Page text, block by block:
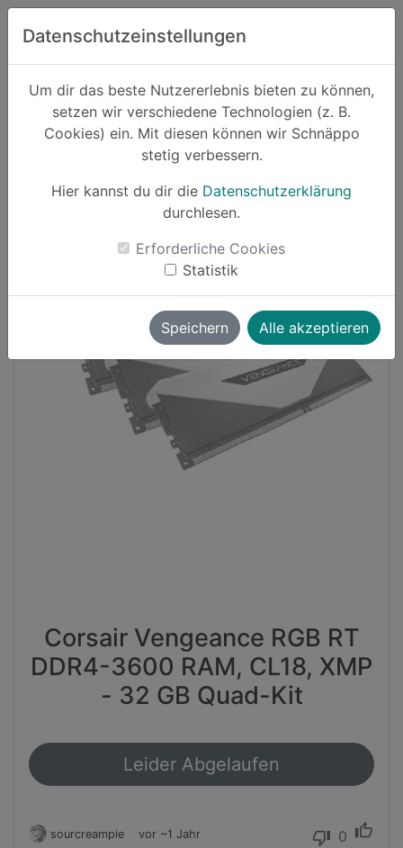
Zum Hauptinhalt springen
Datenschutzeinstellungen
Um dir das beste Nutzererlebnis bieten zu können,
setzen wir verschiedene Technologien (z. B.
Cookies) ein. Mit diesen können wir Schnäppo
stetig verbessern.
Hier kannst du dir die Datenschutzerklärung
durchlesen.
Erforderliche Cookies
Statistik
Speichern Alle akzeptieren
Suchen
Schnäppchen Elektronik und Computer
Cashback
Corsair Vengeance RGB RT
DDR4-3600 RAM, CL18, XMP
- 32 GB Quad-Kit
Leider Abgelaufen
sourcreampie vor ~1 Jahr thumb_down 0 thumb_up